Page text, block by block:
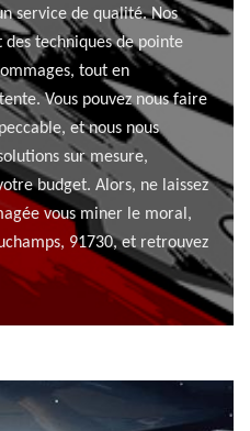
service de qualité. Nos
techniques de pointe
tout en
Vous pouvez nous faire
et nous nous
sur mesure,
budget. Alors, ne laissez
vous miner le moral,
91730, et retrouvez